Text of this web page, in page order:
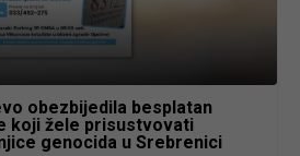
obezbijedila besplatan
koji žele prisustvovati
genocida u Srebrenici